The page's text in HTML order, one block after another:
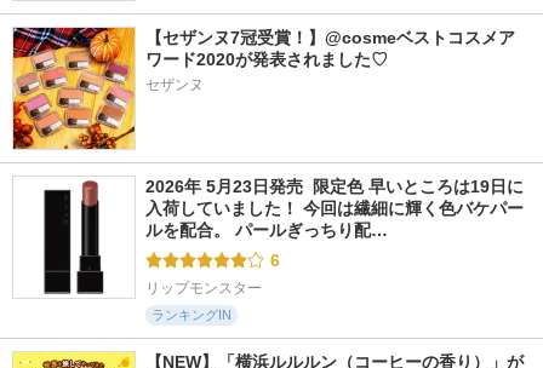
5.6
139件
シルバーパーズムー
スクリームリップ＆
チーク
Oiad.
5.3
375件
ミニ デューティン
5.5
196件
【セザンヌ7冠受賞！】@cosmeベストコスメア
ワード2020が発表されました♡
セザンヌ
2026年 5月23日発売  限定色 早いところは19日に
入荷していました！ 今回は繊細に輝く色バケパー
ルを配合。 パールぎっちり配…
6
リップモンスター
ランキングIN
【NEW】「横浜ルルルン（コーヒーの香り）」が